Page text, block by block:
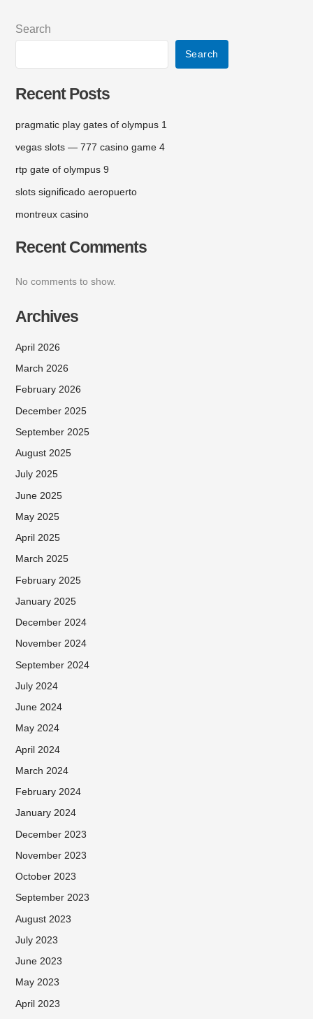
Search
Search
Recent Posts
pragmatic play gates of olympus 1
vegas slots — 777 casino game 4
rtp gate of olympus 9
slots significado aeropuerto
montreux casino
Recent Comments
No comments to show.
Archives
April 2026
March 2026
February 2026
December 2025
September 2025
August 2025
July 2025
June 2025
May 2025
April 2025
March 2025
February 2025
January 2025
December 2024
November 2024
September 2024
July 2024
June 2024
May 2024
April 2024
March 2024
February 2024
January 2024
December 2023
November 2023
October 2023
September 2023
August 2023
July 2023
June 2023
May 2023
April 2023